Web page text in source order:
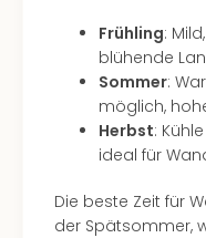
Frühling:
blühende
Sommer:
möglich,
Herbst:
ideal für
Die beste Zeit für
der Spätsommer,